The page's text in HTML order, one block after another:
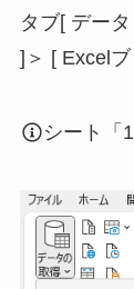
タブ[ デー
]＞ [ Excelブ
シート「